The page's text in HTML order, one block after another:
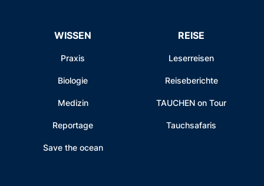
WISSEN
Praxis
Biologie
Medizin
Reportage
Save the ocean
REISE
Leserreisen
Reiseberichte
TAUCHEN on Tour
Tauchsafaris